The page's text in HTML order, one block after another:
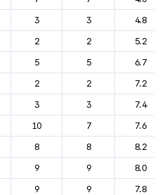
3 3
4.8
2 2
5.2
5 5
6.7
2 2
7.2
3 3
7.4
10 7
7.6
8 8
8.2
9 9
8.0
9 9
7.8